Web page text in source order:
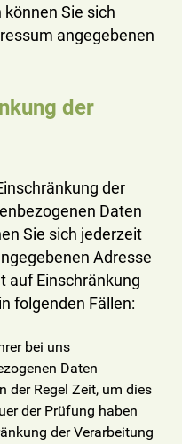
Sie sich
angegebenen
der
der
Daten
Sie sich jederzeit
Adresse
auf Einschränkung
folgenden Fällen:
bei uns
Daten
der Regel Zeit, um dies
der Prüfung haben
der Verarbeitung